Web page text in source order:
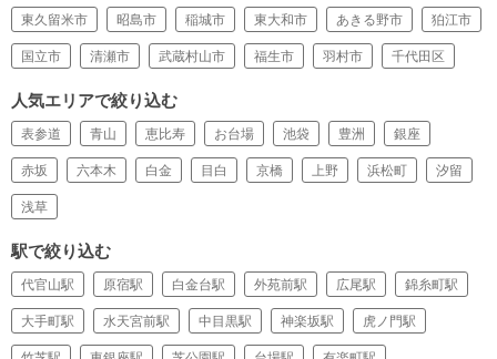
東久留米市 昭島市 稲城市 東大和市 あきる野市 狛江市
国立市 清瀬市 武蔵村山市 福生市 羽村市 千代田区
人気エリアで絞り込む
表参道 青山 恵比寿 お台場 池袋 豊洲 銀座
赤坂 六本木 白金 目白 京橋 上野 浜松町 汐留
浅草
駅で絞り込む
代官山駅 原宿駅 白金台駅 外苑前駅 広尾駅 錦糸町駅
大手町駅 水天宮前駅 中目黒駅 神楽坂駅 虎ノ門駅